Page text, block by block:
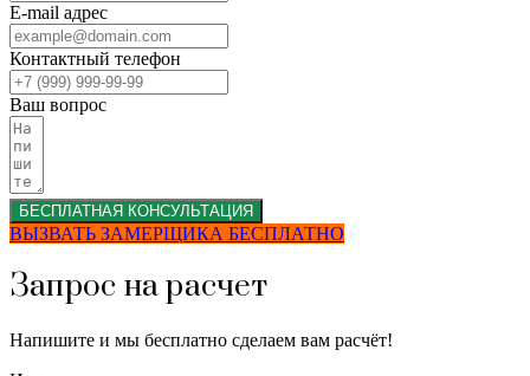
E-mail адрес
Контактный телефон
Ваш вопрос
БЕСПЛАТНАЯ КОНСУЛЬТАЦИЯ
ВЫЗВАТЬ ЗАМЕРЩИКА БЕСПЛАТНО
Запрос на расчет
Напишите и мы бесплатно сделаем вам расчёт!